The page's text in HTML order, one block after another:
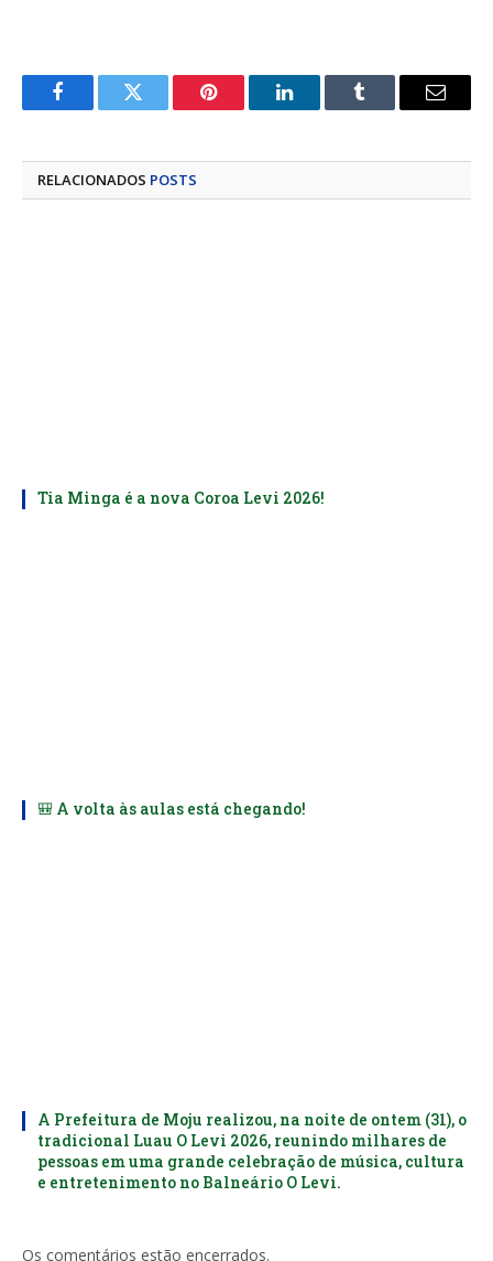
FacebookTwitter Pinterest LinkedInTumblr
E-
RELACIONADOS POSTS
Tia Minga é a nova Coroa Levi 2026!
🎒 A volta às aulas está chegando!
A Prefeitura de Moju realizou, na noite de ontem (31), o
tradicional Luau O Levi 2026, reunindo milhares de
pessoas em uma grande celebração de música, cultura
e entretenimento no Balneário O Levi.
Os comentários estão encerrados.